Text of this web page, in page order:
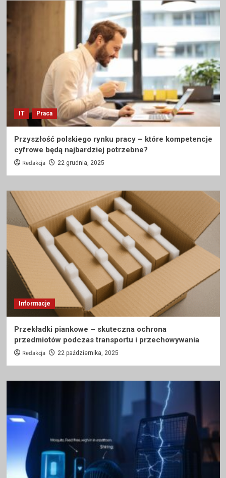
IT Praca
Przyszłość polskiego rynku pracy – które kompetencje
cyfrowe będą najbardziej potrzebne?
Redakcja 22 grudnia, 2025
Informacje
Przekładki piankowe – skuteczna ochrona
przedmiotów podczas transportu i przechowywania
Redakcja 22 października, 2025